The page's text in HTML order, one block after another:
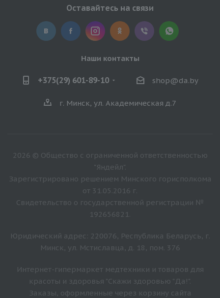
Оставайтесь на связи
Наши контакты
+375(29) 601-89-10 shop@da.by
г. Минск, ул. Академическая д.7
2026 © Общество с ограниченной ответственностью
"Яндейл".
Зарегистрировано решением Минского горисполкома
от 31.05.2016 г.
Свидетельство о государственной регистрации №
192656821.
Юридический адрес: 220076, Республика Беларусь, г.
Минск, ул. Мстиславца, д. 18, пом. 376
Интернет-гипермаркет медтехники и товаров для
красоты и здоровья "Скажи здоровью "Да!".
Заказы, оформленные через корзину сайта